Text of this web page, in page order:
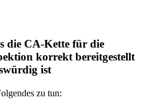
die CA-Kette für die
korrekt bereitgestellt
ist
zu tun: